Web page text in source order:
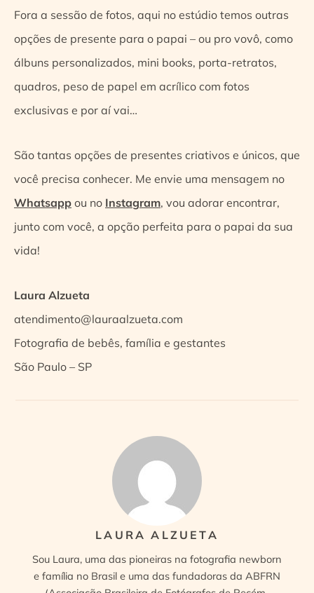
Fora a sessão de fotos, aqui no estúdio temos outras
opções de presente para o papai – ou pro vovô, como
álbuns personalizados, mini books, porta-retratos,
quadros, peso de papel em acrílico com fotos
exclusivas e por aí vai…
São tantas opções de presentes criativos e únicos, que
você precisa conhecer. Me envie uma mensagem no
Whatsapp ou no Instagram, vou adorar encontrar,
junto com você, a opção perfeita para o papai da sua
vida!
Laura Alzueta
atendimento@lauraalzueta.com
Fotografia de bebês, família e gestantes
São Paulo – SP
LAURA ALZUETA
Sou Laura, uma das pioneiras na fotografia newborn
e família no Brasil e uma das fundadoras da ABFRN